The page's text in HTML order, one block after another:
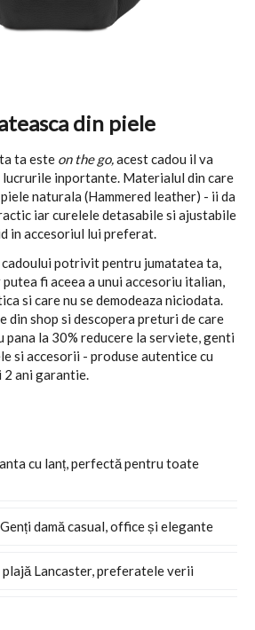
din piele
ta este on the go,acest cadou il va
lucrurile inportante. Materialul din care
naturala (Hammered leather) - ii da
iar curelele detasabile si ajustabile
in accesoriul lui preferat.
potrivit pentru jumatatea ta,
fi aceea a unui accesoriu italian,
si care nu se demodeaza niciodata.
din shop si descopera preturi de care
pana la 30% reducere la serviete, genti
si accesorii - produse autentice cu
2 ani garantie.
cu lanț, perfectă pentru toate
Genți damă casual, office și elegante
plajă Lancaster, preferatele verii